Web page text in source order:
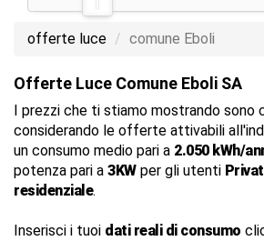
offerte luce comune Eboli
Offerte Luce Comune Eboli SA
I prezzi che ti stiamo mostrando sono
considerando le offerte attivabili
un consumo medio pari a 2.050 kWh/
potenza pari a 3KWper gli utenti
residenziale.
Inserisci i tuoi dati reali di consumo